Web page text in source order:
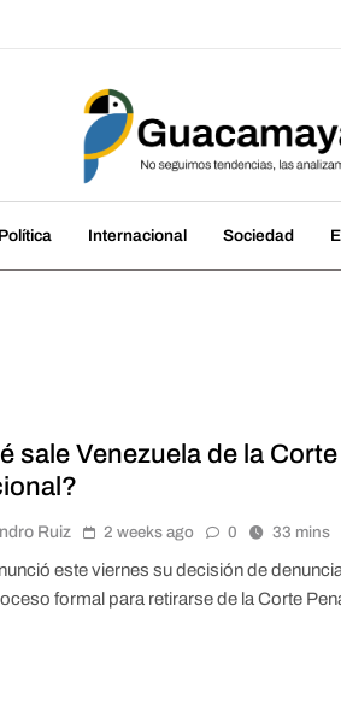
Política Internacional Sociedad
sale Venezuela de la Corte
Ruiz 2 weeks ago 0 33 mins
este viernes su decisión de
formal para retirarse de la Corte